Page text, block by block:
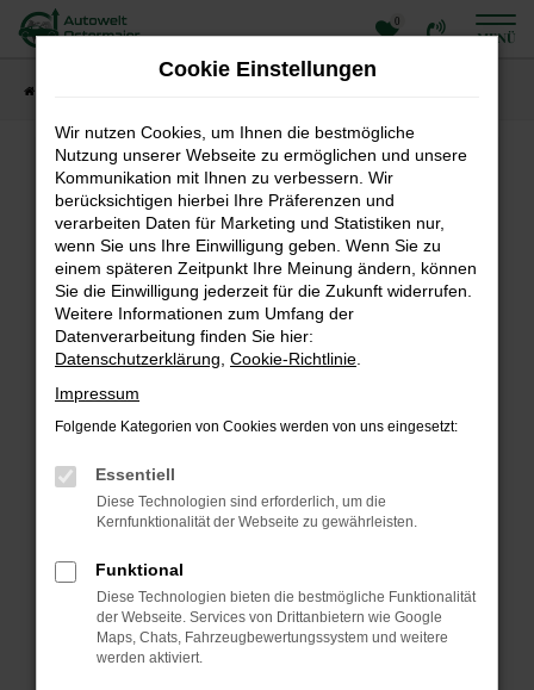
Zum
0
MENÜ
Fehler: Network Error
Beim Laden ist ein Fehler aufgetreten.
Hier sind ein paar Tipps, die dir helfen können:
Überprüfe deine Firewall und deine
Internetverbindung.
Laden andere Webseiten, zum Beispiel deine
Suchmaschine?
Prüfe deine Browsererweiterungen.
Manche Erweiterungen, wie Werbeblocker, können
das Laden bestimmter Seiten verhindern.
oder in einem privaten Fenster?
Starte dein Gerät neu.
Probleme zu beheben.
Stelle sicher, dass dein Browser und dein
Betriebssystem auf dem neuesten Stand sind.
Veraltete Software birgt nicht nur ein
Cookie Einstellungen
Wir nutzen Cookies, um Ihnen die bestmögliche
Nutzung unserer Webseite zu ermöglichen und unsere
Kommunikation mit Ihnen zu verbessern. Wir
berücksichtigen hierbei Ihre Präferenzen und
verarbeiten Daten für Marketing und Statistiken nur,
wenn Sie uns Ihre Einwilligung geben. Wenn Sie zu
einem späteren Zeitpunkt Ihre Meinung ändern, können
Sie die Einwilligung jederzeit für die Zukunft widerrufen.
Weitere Informationen zum Umfang der
Datenverarbeitung finden Sie hier:
Datenschutzerklärung Cookie-Richtlinie
Impressum
Folgende Kategorien von Cookies werden von uns eingesetzt:
Essentiell
Diese Technologien sind erforderlich, um die
Kernfunktionalität der Webseite zu gewährleisten.
Funktional
Diese Technologien bieten die bestmögliche Funktionalität
der Webseite. Services von Drittanbietern wie Google
Maps, Chats, Fahrzeugbewertungssystem und weitere
werden aktiviert.